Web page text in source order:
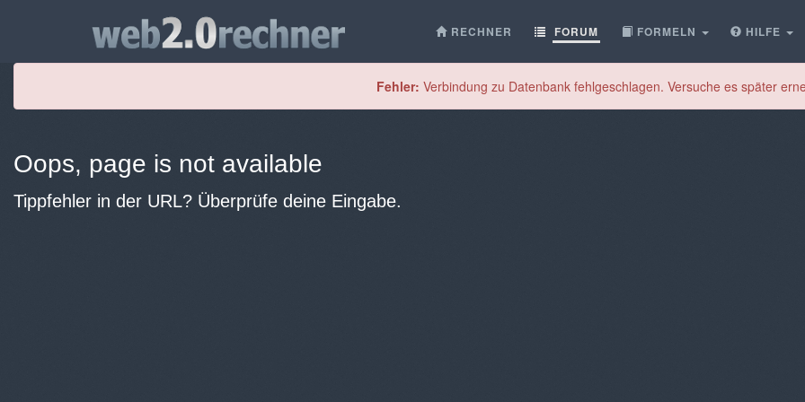
RECHNER FORUM FORMELN HILFE
Fehler: Verbindung zu Datenbank fehlgeschlagen. Versuche es später
Oops, page is not available
Tippfehler in der URL? Überprüfe deine Eingabe.